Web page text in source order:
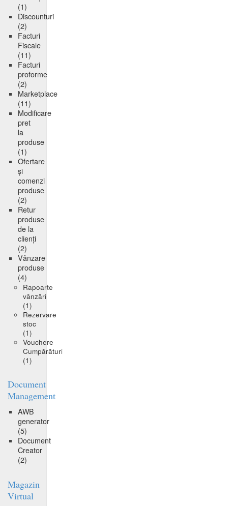
(1)
Discounturi
(2)
Facturi
Fiscale
(11)
Facturi
proforme
(2)
Marketplace
(11)
Modificare
pret
la
produse
(1)
Ofertare
și
comenzi
produse
(2)
Retur
produse
de la
clienți
(2)
Vânzare
produse
(4)
Rapoarte
vânzări
(1)
Rezervare
stoc
(1)
Vouchere
Cumpărături
(1)
Document
Management
AWB
generator
(5)
Document
Creator
(2)
Magazin
Virtual